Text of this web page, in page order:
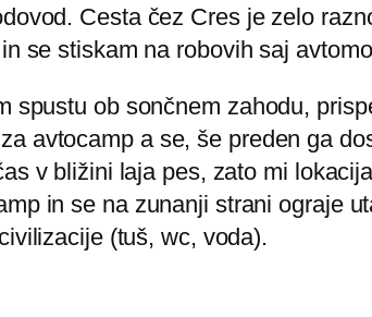
Cesta čez Cres je zelo
se stiskam na robovih saj
spustu ob sončnem zahodu,
avtocamp a se, še preden ga
v bližini laja pes, zato mi
in se na zunanji strani ograje
(tuš, wc, voda).